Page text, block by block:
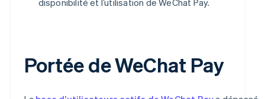
Portée de WeChat Pay